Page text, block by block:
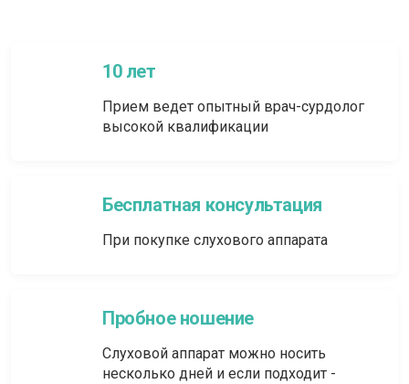
10 лет
Прием ведет опытный врач-сурдолог
высокой квалификации
Бесплатная консультация
При покупке слухового аппарата
Пробное ношение
Слуховой аппарат можно носить
несколько дней и если подходит -